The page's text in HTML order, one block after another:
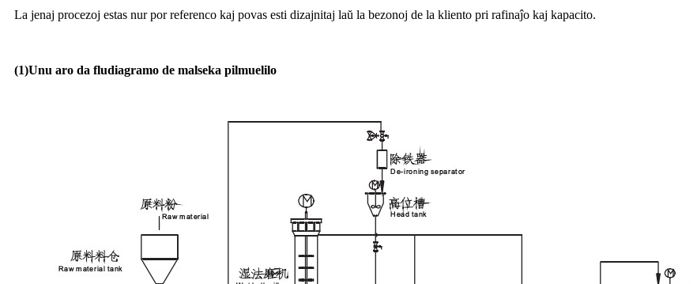
La jenaj procezoj estas nur por referenco kaj povas esti dizajnitaj laŭ la bezonoj de la kliento pri rafinaĵo kaj kapacito.
(1)Unu aro da fludiagramo de malseka pilmuelilo